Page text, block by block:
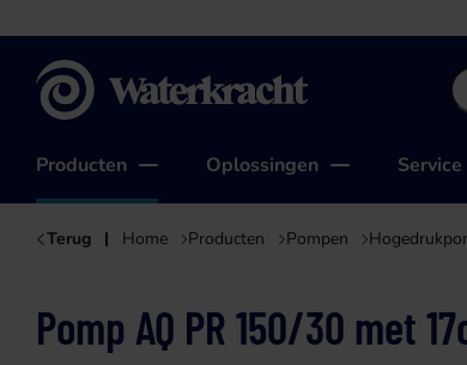
Producten
Oplossingen
Terug Home Producten Pompen
Pomp AQ PR 150/30 met